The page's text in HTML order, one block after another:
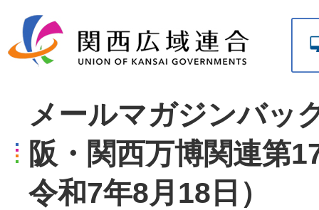
メールマガジンバッ
阪・関西万博関連第
令和7年8月18日）